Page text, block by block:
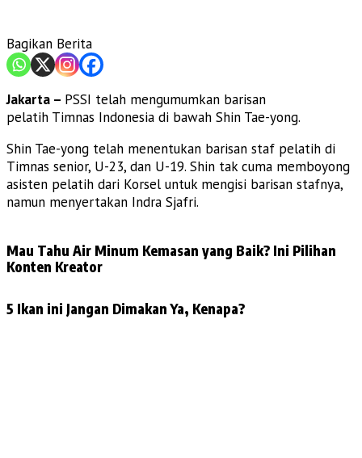
Bagikan Berita
Jakarta – PSSI telah mengumumkan barisan
pelatih Timnas Indonesia di bawah Shin Tae-yong.
Shin Tae-yong telah menentukan barisan staf pelatih di
Timnas senior, U-23, dan U-19. Shin tak cuma memboyong
asisten pelatih dari Korsel untuk mengisi barisan stafnya,
namun menyertakan Indra Sjafri.
Mau Tahu Air Minum Kemasan yang Baik? Ini Pilihan
Konten Kreator
5 Ikan ini Jangan Dimakan Ya, Kenapa?